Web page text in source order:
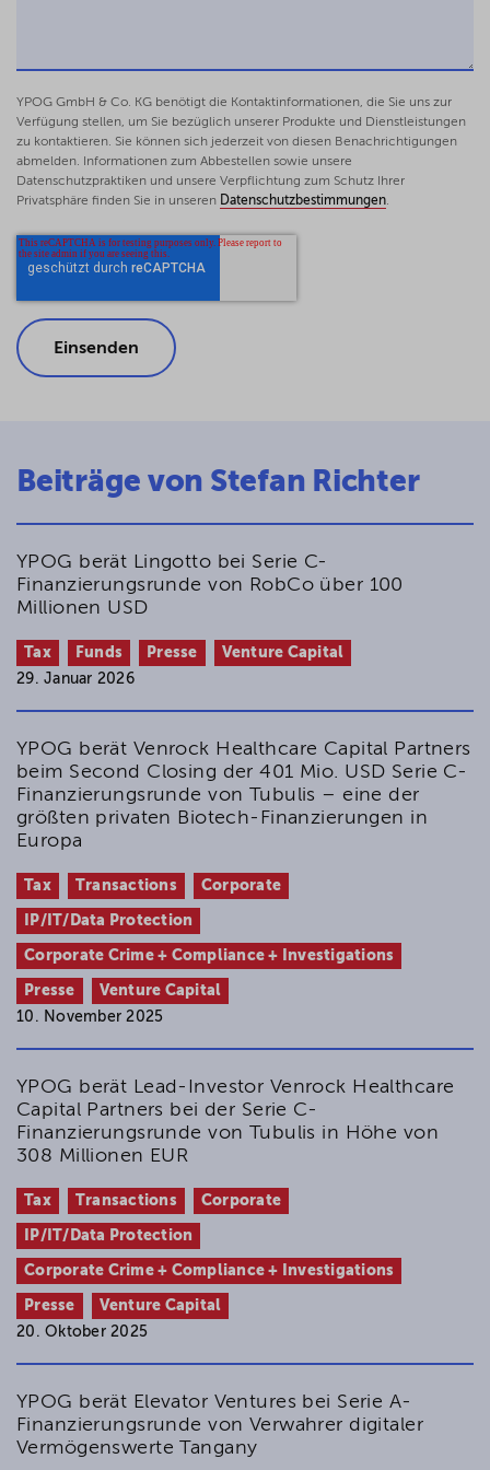
Besteuerung der Gesellschafter einer als
US-LLP organisierten Anwaltssozietät
nach Art 14 Abs. 1 DBA USA 1989
ISR 2016, 198-200 (gemeinsam mit David
Gewinnrealisierungen bei dem
Ausscheiden von Partnern aus
Freiberufler-Sozietäten
FR 2016, 606-615 (gemeinsam mit David
John)
Personengesellschaften im Internationalen
Freiberufler-Personengesellschaften im
Personengesellschaften im Internationalen
Steuerrecht, 2. Aufl., 2015
Mitunternehmer und Betriebsstätten
FR 2015, 142-148
Planung ist das halbe Leben
(gemeinsam mit Michael Maßbaum)
Keine Ermittlung des Beteiligungsverlusts
an einer britischen Partnership, die nach
britischem Recht zur Bilanzierung
verpflichtet ist, nach § 4 Abs. 3 EStG
John)
Steuerschuldner in den Fällen des § 7 Abs. 7
Satz 1 ErbStG
FR 2015, 766-769 (gemeinsam mit David
John)
Können ausländische
§ 140 AO führen?
ISR 2014, 37-42 (gemeinsam mit David John)
Ausländische Vorschriften zur
Buchführung sind nicht von der Regelung
des § 140 AO erfasst
ISR 2014, 158 (gemeinsam mit David John)
Die Anwachsung beim Ausscheiden eines
Gesellschafters aus einer
Personengesellschaft als Fall des § 7 Abs. 7
Satz 1 ErbStG?
Kein „Wahlrecht“ zur Überschussrechnung
für atypisch still Beteiligten an einer
bilanzierenden ausländischen (hier;
YPOG GmbH & Co. KG benötigt die Kontaktinformationen, die Sie uns zur
Verfügung stellen, um Sie bezüglich unserer Produkte und Dienstleistungen
zu kontaktieren. Sie können sich jederzeit von diesen Benachrichtigungen
abmelden. Informationen zum Abbestellen sowie unsere
Datenschutzpraktiken und unsere Verpflichtung zum Schutz Ihrer
Privatsphäre finden Sie in unseren Datenschutzbestimmungen.
Beiträge von Stefan Richter
YPOG berät Lingotto bei Serie C-
Finanzierungsrunde von RobCo über 100
Millionen USD
Tax Funds Presse
Venture Capital
29. Januar 2026
YPOG berät Venrock Healthcare Capital Partners
beim Second Closing der 401 Mio. USD Serie C-
Finanzierungsrunde von Tubulis – eine der
größten privaten Biotech-Finanzierungen in
Europa
Tax Transactions Corporate
IP/IT/Data Protection
Corporate Crime + Compliance + Investigations
Presse
Venture Capital
10. November 2025
YPOG berät Lead-Investor Venrock Healthcare
Capital Partners bei der Serie C-
Finanzierungsrunde von Tubulis in Höhe von
308 Millionen EUR
Tax Transactions Corporate
IP/IT/Data Protection
Corporate Crime + Compliance + Investigations
Presse
Venture Capital
20. Oktober 2025
YPOG berät Elevator Ventures bei Serie A-
Finanzierungsrunde von Verwahrer digitaler
Vermögenswerte Tangany